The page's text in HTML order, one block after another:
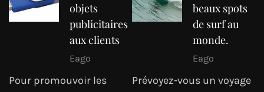
objets
publicitaires
aux clients
Eago
Pour promouvoir les
beaux spots
de surf au
monde.
Eago
Prévoyez-vous un voyage